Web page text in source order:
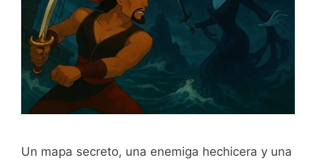
Un mapa secreto, una enemiga hechicera y una